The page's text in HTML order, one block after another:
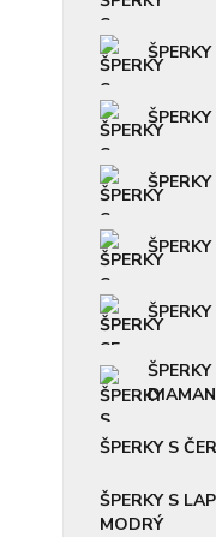
ŠPERKY S
ŠPERKY S
MODRÝ